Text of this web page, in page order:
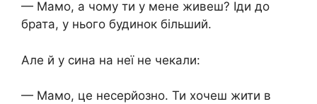
— Мамо, а чому ти у мене живеш? Іди до
брата, у нього будинок більший.
Але й у сина на неї не чекали:
— Мамо, це несерйозно. Ти хочеш жити в